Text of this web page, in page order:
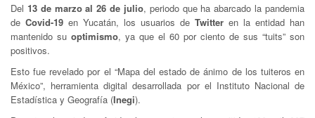
Del 13 de marzo al 26 de julio, periodo que ha abarcado la pandemia
de Covid-19 en Yucatán, los usuarios de Twitter en la entidad han
mantenido su optimismo, ya que el 60 por ciento de sus “tuits” son
positivos.
Esto fue revelado por el “Mapa del estado de ánimo de los tuiteros en
México”, herramienta digital desarrollada por el Instituto Nacional de
Estadística y Geografía (Inegi).